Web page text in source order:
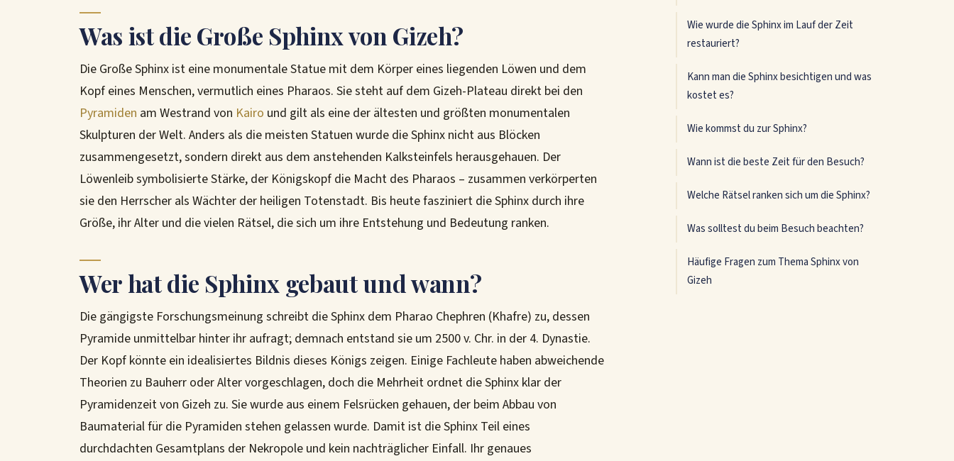
Was ist die Große Sphinx von Gizeh?
Die Große Sphinx ist eine monumentale Statue mit dem Körper eines liegenden Löwen und dem
Kopf eines Menschen, vermutlich eines Pharaos. Sie steht auf dem Gizeh-Plateau direkt bei den
Pyramiden am Westrand von Kairo und gilt als eine der ältesten und größten monumentalen
Skulpturen der Welt. Anders als die meisten Statuen wurde die Sphinx nicht aus Blöcken
zusammengesetzt, sondern direkt aus dem anstehenden Kalksteinfels herausgehauen. Der
Löwenleib symbolisierte Stärke, der Königskopf die Macht des Pharaos – zusammen verkörperten
sie den Herrscher als Wächter der heiligen Totenstadt. Bis heute fasziniert die Sphinx durch ihre
Größe, ihr Alter und die vielen Rätsel, die sich um ihre Entstehung und Bedeutung ranken.
Wer hat die Sphinx gebaut und wann?
Die gängigste Forschungsmeinung schreibt die Sphinx dem Pharao Chephren (Khafre) zu, dessen
Pyramide unmittelbar hinter ihr aufragt; demnach entstand sie um 2500 v. Chr. in der 4. Dynastie.
Der Kopf könnte ein idealisiertes Bildnis dieses Königs zeigen. Einige Fachleute haben abweichende
Theorien zu Bauherr oder Alter vorgeschlagen, doch die Mehrheit ordnet die Sphinx klar der
Pyramidenzeit von Gizeh zu. Sie wurde aus einem Felsrücken gehauen, der beim Abbau von
Baumaterial für die Pyramiden stehen gelassen wurde. Damit ist die Sphinx Teil eines
durchdachten Gesamtplans der Nekropole und kein nachträglicher Einfall. Ihr genaues
Wie wurde die Sphinx im Lauf der Zeit
restauriert?
Kann man die Sphinx besichtigen und was
kostet es?
Wie kommst du zur Sphinx?
Wann ist die beste Zeit für den Besuch?
Welche Rätsel ranken sich um die Sphinx?
Was solltest du beim Besuch beachten?
Häufige Fragen zum Thema Sphinx von
Gizeh